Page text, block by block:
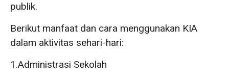
publik.
Berikut manfaat dan cara menggunakan KIA
dalam aktivitas sehari-hari:
1.Administrasi Sekolah